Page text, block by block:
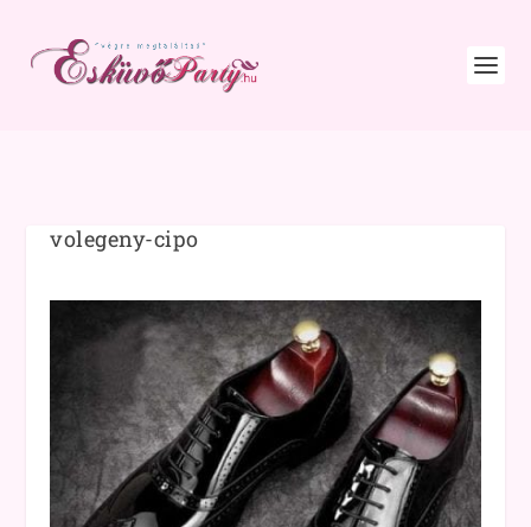
volegeny-cipo